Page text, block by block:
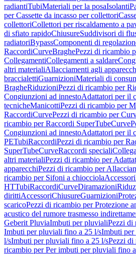
radiantiTubiMateriali per la posaIsolanti
per Cassette da incasso per collettori
collettoriCollettori per riscaldamento a
di sfiato rapidoChiusureSuddivisori di
radiatoriBypassComponenti di
RaccordiCurveBraghePezzi di ricambio
CollegamentiCollegamenti a saldare
altri materialiAllacciamenti agli
braccialettiGuarnizioniMateriali di
BragheRiduzioniPezzi di ricambio per
Congiunzioni ad innestoAdattatori per il
tecnicheManicottiPezzi di ricambio per
RaccordiCurvePezzi di ricambio per
ricambio per Raccordi SuperTubeCurve
Congiunzioni ad innestoAdattatori per il
PETubiRaccordiPezzi di ricambio per
SuperTubeCurveRaccordi speciali
altri materialiPezzi di ricambio per
apparecchiPezzi di ricambio per
ricambio per Sifoni a chiocciolaAccessori
HTTubiRaccordiCurveDiramazioni
dirittiAccessoriChiusureGuarnizioni
scaricoPezzi di ricambio per Protezione
acustico del rumore trasmesso
Geberit PluviaImbuti per pluvialiPezzi di
Imbuti per pluviali fino a 25 l/sImbuti per
l/sImbuti per pluviali fino a 25 l/sPezzi di
ricambio per Per imbuti per pluviali fino